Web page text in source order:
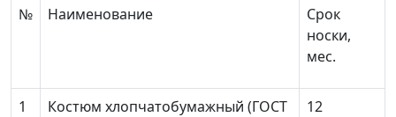
№ Наименование
Срок
носки,
мес.
1
Костюм хлопчатобумажный (ГОСТ
12